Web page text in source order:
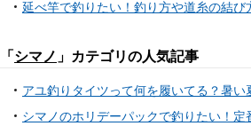
「 シマノ 」カテゴリの人気記事